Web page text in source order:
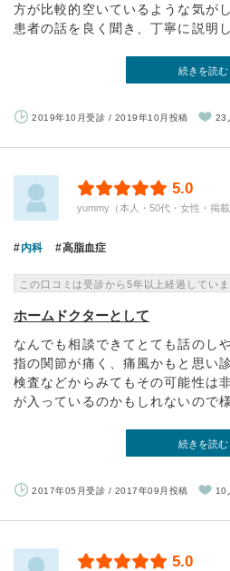
方が比較的空いているような気がし
患者の話を良く聞き、丁寧に説明
続きを読む
2019年10月受診 / 2019年10月投稿 23
5.0
yummy（本人・50代・女性・掲載
内科 高脂血症
この口コミは受診から5年以上経過していま
ホームドクターとして
なんでも相談できてとても話のし
指の関節が痛く、痛風かもと思い
検査などからみてもその可能性は
が入っているのかもしれないので
続きを読む
2017年05月受診 / 2017年09月投稿 10
5.0